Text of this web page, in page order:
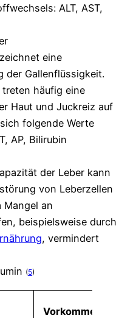
ALT, AST,
eine
der Gallenflüssigkeit.
häufig eine
Haut und Juckreiz auf
folgende Werte
AP, Bilirubin
der Leber kann
von Leberzellen
Mangel an
beispielsweise durch
, vermindert
(5)
Vorkommen